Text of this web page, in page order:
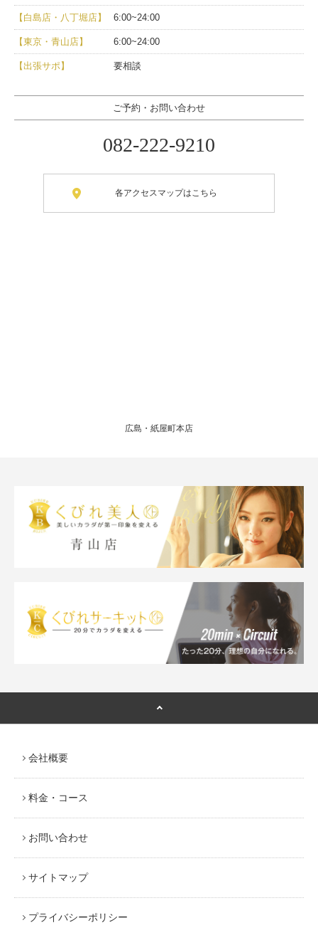
【白島店・八丁堀店】 6:00~24:00
【東京・青山店】 6:00~24:00
【出張サポ】 要相談
ご予約・お問い合わせ
082-222-9210
各アクセスマップはこちら
広島・紙屋町本店
会社概要
料金・コース
お問い合わせ
サイトマップ
プライバシーポリシー